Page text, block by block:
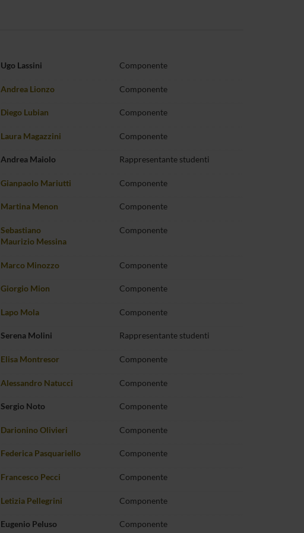
Ugo Lassini Componente
Andrea Lionzo Componente
Diego Lubian Componente
Laura Magazzini Componente
Andrea Maiolo Rappresentante studenti
Gianpaolo Mariutti Componente
Martina Menon Componente
Sebastiano
Maurizio Messina
Componente
Marco Minozzo Componente
Giorgio Mion Componente
Lapo Mola Componente
Serena Molini Rappresentante studenti
Elisa Montresor Componente
Alessandro Natucci Componente
Sergio Noto Componente
Darionino Olivieri Componente
Federica Pasquariello Componente
Francesco Pecci Componente
Letizia Pellegrini Componente
Eugenio Peluso Componente